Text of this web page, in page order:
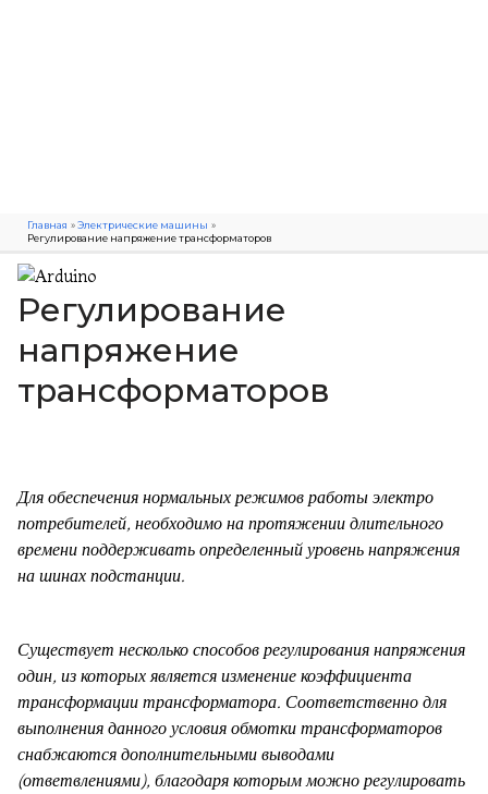
Главная
Электрические машины
Регулирование напряжение трансформаторов
Регулирование
напряжение
трансформаторов
Для обеспечения нормальных режимов работы электро
потребителей, необходимо на протяжении длительного
времени поддерживать определенный уровень напряжения
на шинах подстанции.
Существует несколько способов регулирования напряжения
один, из которых является изменение коэффициента
трансформации трансформатора. Соответственно для
выполнения данного условия обмотки трансформаторов
снабжаются дополнительными выводами
(ответвлениями), благодаря которым можно регулировать